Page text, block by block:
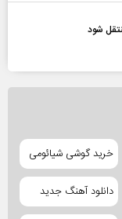
شود
خرید گوشی شیائومی
دانلود آهنگ جدید